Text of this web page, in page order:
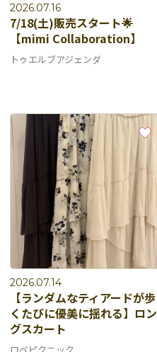
2026.07.16
7/18(土)販売スタート🌟
【mimi Collaboration】
トゥエルブアジェンダ
2026.07.14
【ランダムなティアードが歩
くたびに優美に揺れる】ロン
グスカート
ロペピクニック